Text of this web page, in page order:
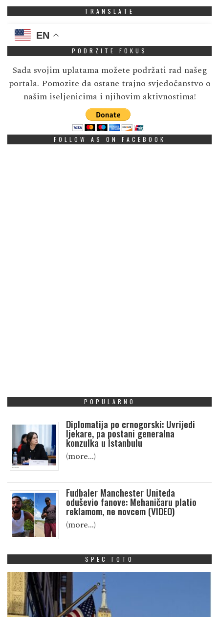
TRANSLATE
EN
PODRZITE FOKUS
Sada svojim uplatama možete podržati rad našeg
portala. Pomozite da ostane trajno svjedočanstvo o
našim iseljenicima i njihovim aktivnostima!
FOLLOW AS ON FACEBOOK
POPULARNO
Diplomatija po crnogorski: Uvrijedi
ljekare, pa postani generalna
konzulka u Istanbulu
(more…)
Fudbaler Manchester Uniteda
oduševio fanove: Mehaničaru platio
reklamom, ne novcem (VIDEO)
(more…)
SPEC FOTO